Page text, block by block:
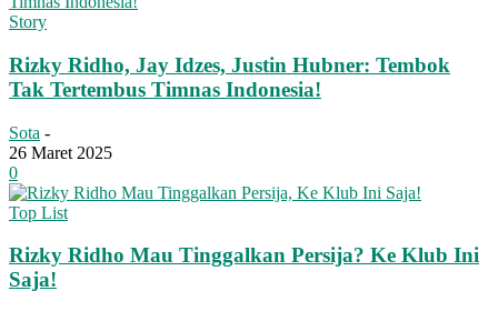
Story
Rizky Ridho, Jay Idzes, Justin Hubner: Tembok
Tak Tertembus Timnas Indonesia!
Sota -
26 Maret 2025
0
Top List
Rizky Ridho Mau Tinggalkan Persija? Ke Klub Ini
Saja!